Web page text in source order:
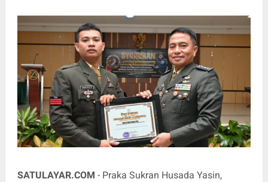
SATULAYAR.COM - Praka Sukran Husada Yasin,